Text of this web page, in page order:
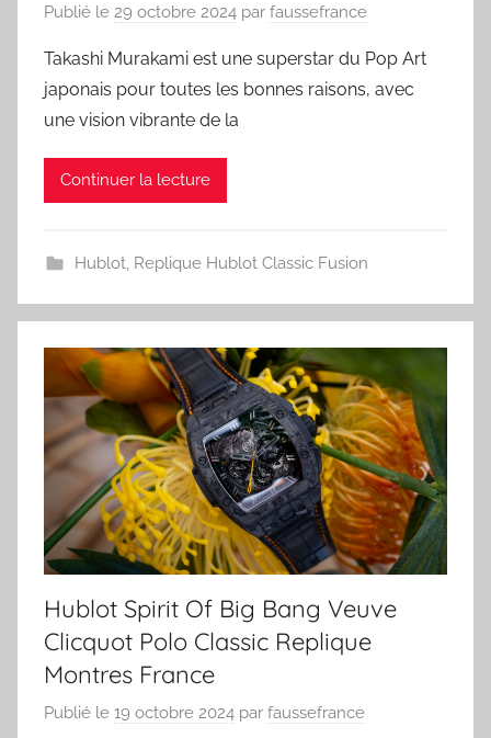
Publié le 29 octobre 2024 par faussefrance
Takashi Murakami est une superstar du Pop Art
japonais pour toutes les bonnes raisons, avec
une vision vibrante de la
Continuer la lecture
Hublot, Replique Hublot Classic Fusion
Hublot Spirit Of Big Bang Veuve
Clicquot Polo Classic Replique
Montres France
Publié le 19 octobre 2024 par faussefrance